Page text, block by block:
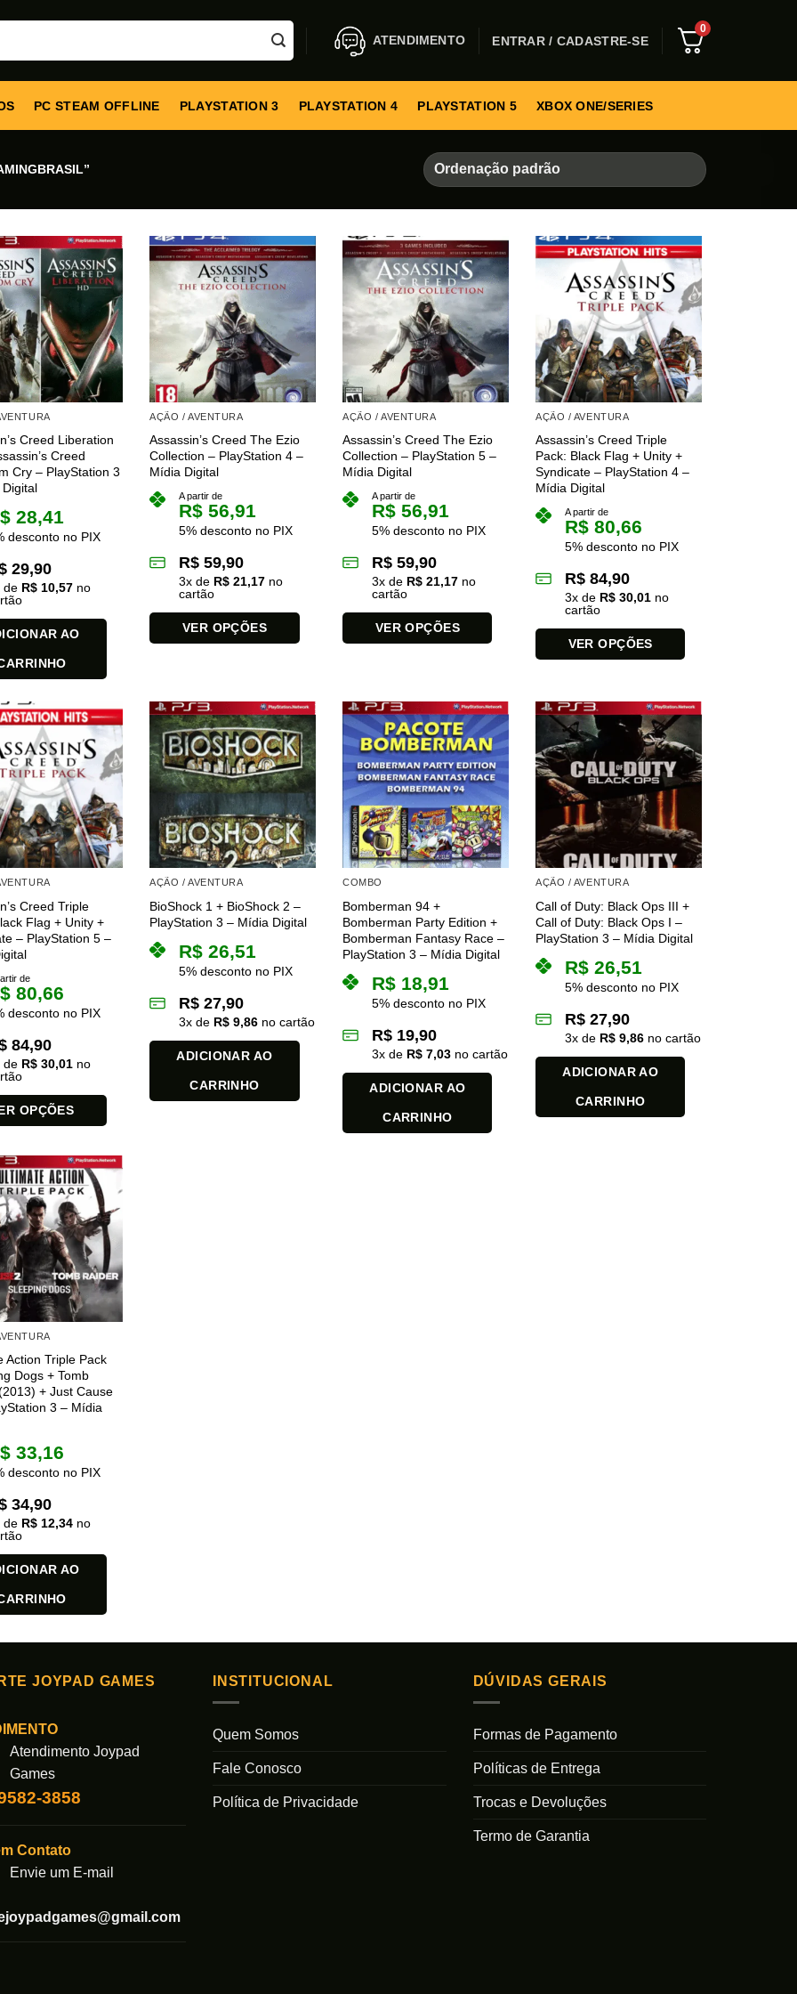
ATENDIMENTO ENTRAR / CADASTRE-SE
0
PC STEAM OFFLINE PLAYSTATION 3 PLAYSTATION 4 PLAYSTATION 5 XBOX ONE/SERIES
Creed Liberation
Creed
Cry – PlayStation 3
28,41
desconto no PIX
29,90
de R$10,57no
AO
AÇÃO / AVENTURA
Assassin’s Creed The Ezio
Collection – PlayStation 4 –
Mídia Digital
A partir de
R$ 56,91
5% desconto no PIX
R$ 59,90
3x de R$ 21,17 no
cartão
VER OPÇÕES
várias
variantes.
As
opções
podem
ser
escolhidas
na
página
do
produto
AÇÃO / AVENTURA
Assassin’s Creed The Ezio
Collection – PlayStation 5 –
Mídia Digital
A partir de
R$ 56,91
5% desconto no PIX
R$ 59,90
3x de R$ 21,17 no
cartão
VER OPÇÕES
várias
variantes.
As
opções
podem
ser
escolhidas
na
página
do
produto
AÇÃO / AVENTURA
Assassin’s Creed Triple
Pack: Black Flag + Unity +
Syndicate – PlayStation 4 –
Mídia Digital
A partir de
R$ 80,66
5% desconto no PIX
R$ 84,90
3x de R$ 30,01 no
cartão
VER OPÇÕES
tem
várias
variantes.
As
opções
podem
ser
escolhidas
do
produto
Creed Triple
Flag + Unity +
– PlayStation 5 –
de
80,66
desconto no PIX
84,90
de R$30,01no
OPÇÕES
AÇÃO / AVENTURA
BioShock 1 + BioShock 2 –
PlayStation 3 – Mídia Digital
R$ 26,51
5% desconto no PIX
R$ 27,90
3x de R$ 9,86 no cartão
ADICIONAR AO
CARRINHO
COMBO
Bomberman 94 +
Bomberman Party Edition +
Bomberman Fantasy Race –
PlayStation 3 – Mídia Digital
R$ 18,91
5% desconto no PIX
R$ 19,90
3x de R$ 7,03 no cartão
ADICIONAR AO
CARRINHO
AÇÃO / AVENTURA
Call of Duty: Black Ops III +
Call of Duty: Black Ops I –
PlayStation 3 – Mídia Digital
R$ 26,51
5% desconto no PIX
R$ 27,90
3x de R$ 9,86 no cartão
ADICIONAR AO
CARRINHO
Action Triple Pack
Dogs + Tomb
+ Just Cause
3 – Mídia
33,16
desconto no PIX
34,90
de R$12,34no
AO
JOYPAD GAMES
Atendimento Joypad
Games
3858
Contato
Envie um E-mail
INSTITUCIONAL
Quem Somos
Fale Conosco
Política de Privacidade
DÚVIDAS GERAIS
Formas de Pagamento
Políticas de Entrega
Trocas e Devoluções
Termo de Garantia